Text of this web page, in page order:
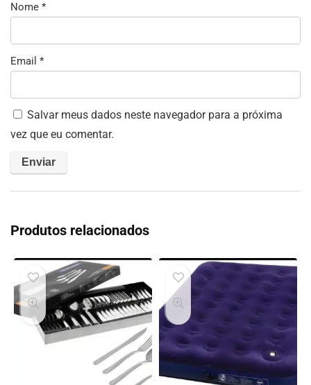
Nome *
Email *
Salvar meus dados neste navegador para a próxima
vez que eu comentar.
Produtos relacionados